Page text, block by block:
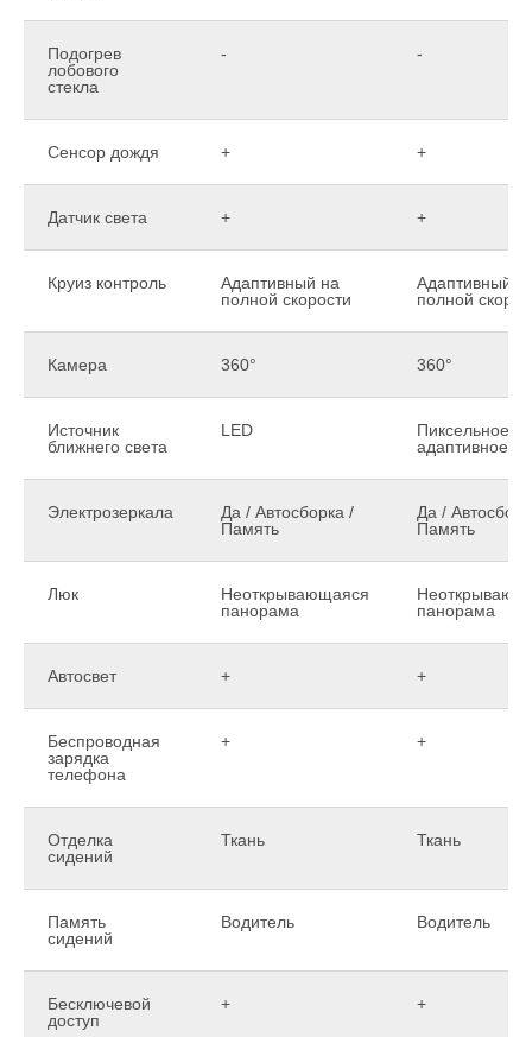
Подогрев
лобового
стекла
- -
Сенсор дождя + +
Датчик света + +
Круиз контроль
Адаптивный на
полной скорости
Адаптивный
полной
Камера 360° 360°
Источник
ближнего света
LED
Пиксельное
адаптивное
Электрозеркала
Да / Автосборка /
Память
Да /
Память
Люк
Неоткрывающаяся
панорама
панорама
Автосвет + +
Беспроводная
зарядка
телефона
+ +
Отделка
сидений
Ткань Ткань
Память
сидений
Водитель Водитель
Бесключевой
доступ
+ +